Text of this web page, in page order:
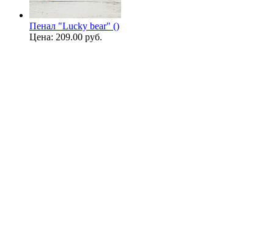
Пенал "Lucky bear" ()
Цена: 209.00 руб.